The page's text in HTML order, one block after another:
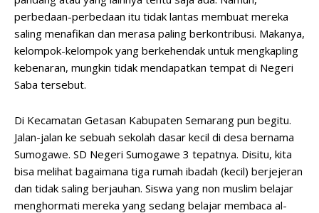
perbedaan-perbedaan itu tidak lantas membuat mereka
saling menafikan dan merasa paling berkontribusi. Makanya,
kelompok-kelompok yang berkehendak untuk mengkapling
kebenaran, mungkin tidak mendapatkan tempat di Negeri
Saba tersebut.
Di Kecamatan Getasan Kabupaten Semarang pun begitu.
Jalan-jalan ke sebuah sekolah dasar kecil di desa bernama
Sumogawe. SD Negeri Sumogawe 3 tepatnya. Disitu, kita
bisa melihat bagaimana tiga rumah ibadah (kecil) berjejeran
dan tidak saling berjauhan. Siswa yang non muslim belajar
menghormati mereka yang sedang belajar membaca al-